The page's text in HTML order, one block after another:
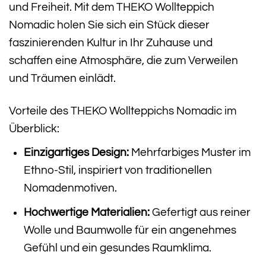
und Freiheit. Mit dem THEKO Wollteppich
Nomadic holen Sie sich ein Stück dieser
faszinierenden Kultur in Ihr Zuhause und
schaffen eine Atmosphäre, die zum Verweilen
und Träumen einlädt.
Vorteile des THEKO Wollteppichs Nomadic im
Überblick:
Einzigartiges Design:Mehrfarbiges Muster im
Ethno-Stil, inspiriert von traditionellen
Nomadenmotiven.
Hochwertige Materialien:Gefertigt aus reiner
Wolle und Baumwolle für ein angenehmes
Gefühl und ein gesundes Raumklima.